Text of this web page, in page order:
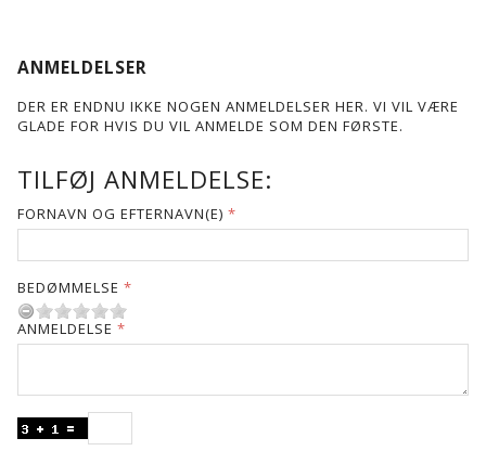
ANMELDELSER
DER ER ENDNU IKKE NOGEN ANMELDELSER HER. VI VIL VÆRE
GLADE FOR HVIS DU VIL ANMELDE SOM DEN FØRSTE.
TILFØJ ANMELDELSE:
FORNAVN OG EFTERNAVN(E)
BEDØMMELSE
ANMELDELSE